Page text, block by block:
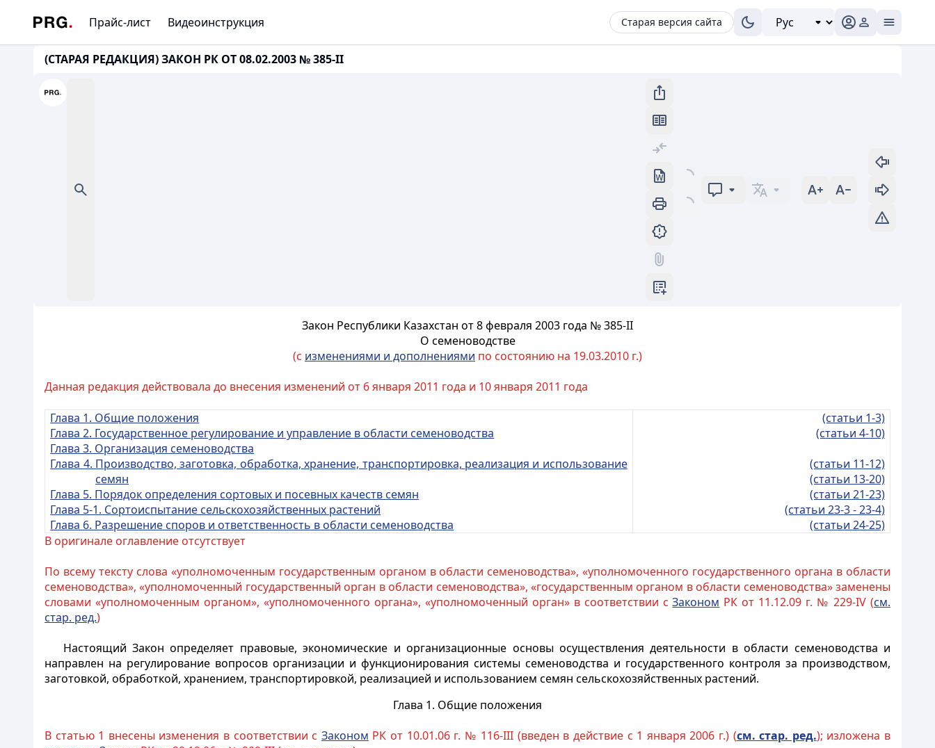
Прайс-лист Видеоинструкция Старая версия сайта
(СТАРАЯ РЕДАКЦИЯ) ЗАКОН РК ОТ 08.02.2003 № 385-II
Закон Республики Казахстан от 8 февраля 2003 года № 385-II
О семеноводстве
(с изменениями и дополнениями по состоянию на 19.03.2010 г.)
Данная редакция действовала до внесения изменений от 6 января 2011 года и 10 января 2011 года
Глава 1. Общие положения
Глава 2. Государственное регулирование и управление в области семеноводства
Глава 3. Организация семеноводства
Глава 4. Производство, заготовка, обработка, хранение, транспортировка, реализация и использование
семян
Глава 5. Порядок определения сортовых и посевных качеств семян
Глава 5-1. Сортоиспытание сельскохозяйственных растений
Глава 6. Разрешение споров и ответственность в области семеноводства
(статьи 1-3)
(статьи 4-10)
(статьи 11-12)
(статьи 13-20)
(статьи 21-23)
(статьи 23-3 - 23-4)
(статьи 24-25)
В оригинале оглавление отсутствует
По всему тексту слова «уполномоченным государственным органом в области семеноводства», «уполномоченного государственного органа в области
семеноводства», «уполномоченный государственный орган в области семеноводства», «государственным органом в области семеноводства» заменены
словами «уполномоченным органом», «уполномоченного органа», «уполномоченный орган» в соответствии сЗаконом РК от 11.12.09 г. № 229-IV (см.
стар. ред.)
Настоящий Закон определяет правовые, экономические и организационные основы осуществления деятельности в области семеноводства и
направлен на регулирование вопросов организации и функционирования системы семеноводства и государственного контроля за производством,
заготовкой, обработкой, хранением, транспортировкой, реализацией и использованием семян сельскохозяйственных растений.
Глава 1. Общие положения
В статью 1 внесены изменения в соответствии с Законом РК от 10.01.06 г. № 116-III (введен в действие с 1 января 2006 г.) (см. стар. ред.); изложена в